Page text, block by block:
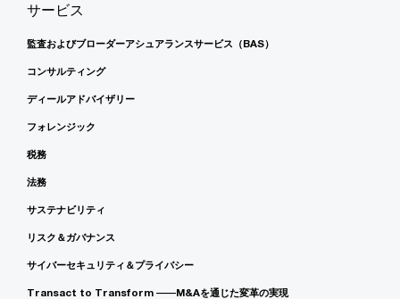
サービス
監査およびブローダーアシュアランスサービス（BAS）
コンサルティング
ディールアドバイザリー
フォレンジック
税務
法務
サステナビリティ
リスク＆ガバナンス
サイバーセキュリティ＆プライバシー
Transact to Transform ――M&Aを通じた変革の実現